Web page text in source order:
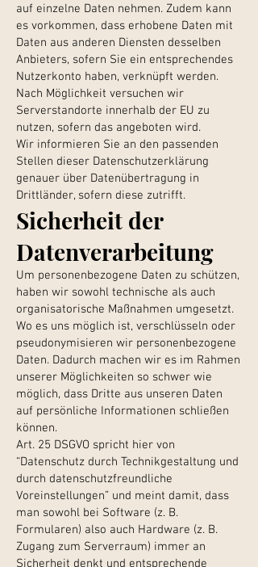
auf einzelne Daten nehmen. Zudem kann
es vorkommen, dass erhobene Daten mit
Daten aus anderen Diensten desselben
Anbieters, sofern Sie ein entsprechendes
Nutzerkonto haben, verknüpft werden.
Nach Möglichkeit versuchen wir
Serverstandorte innerhalb der EU zu
nutzen, sofern das angeboten wird.
Wir informieren Sie an den passenden
Stellen dieser Datenschutzerklärung
genauer über Datenübertragung in
Drittländer, sofern diese zutrifft.
Sicherheit der
Datenverarbeitung
Um personenbezogene Daten zu schützen,
haben wir sowohl technische als auch
organisatorische Maßnahmen umgesetzt.
Wo es uns möglich ist, verschlüsseln oder
pseudonymisieren wir personenbezogene
Daten. Dadurch machen wir es im Rahmen
unserer Möglichkeiten so schwer wie
möglich, dass Dritte aus unseren Daten
auf persönliche Informationen schließen
können.
Art. 25 DSGVO spricht hier von
“Datenschutz durch Technikgestaltung und
durch datenschutzfreundliche
Voreinstellungen” und meint damit, dass
man sowohl bei Software (z. B.
Formularen) also auch Hardware (z. B.
Zugang zum Serverraum) immer an
Sicherheit denkt und entsprechende